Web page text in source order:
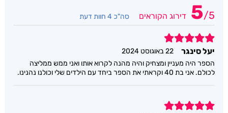
5/5 דירוג הקוראים סה"כ 4 חוות דעת
5
יעל סינגר
22 באוגוסט 2024
הספר היה מעניין ומצחיק והיה מהנה לקרוא אותו ואני ממש ממליצה
לכולם. אני בת 40 וקראתי את הספר ביחד עם הילדים שלי וכולנו נהנינו.
5